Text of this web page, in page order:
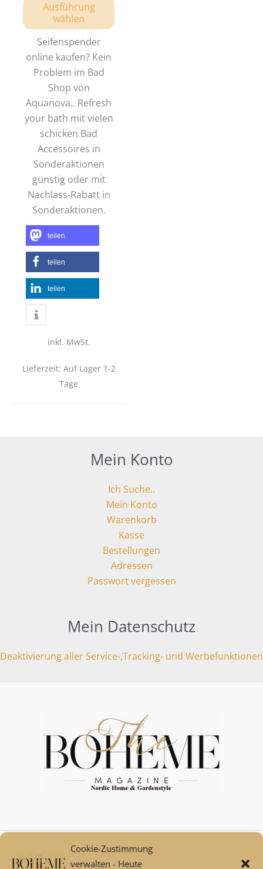
Cookie-Zustimmung
verwalten - Heute
Ausführung
wählen
Seifenspender
online kaufen? Kein
Problem im Bad
Shop von
Aquanova.. Refresh
your bath mit vielen
schicken Bad
Accessoires in
Sonderaktionen
günstig oder mit
Nachlass-Rabatt in
Sonderaktionen.
teilen
teilen
teilen
inkl. MwSt.
Lieferzeit: Auf Lager 1-2
Tage
Mein Konto
Ich Suche..
Mein Konto
Warenkorb
Kasse
Bestellungen
Adressen
Passwort vergessen
Mein Datenschutz
Deaktivierung aller Service-,Tracking- und Werbefunktionen
Mein Konto
Zahlungsarten